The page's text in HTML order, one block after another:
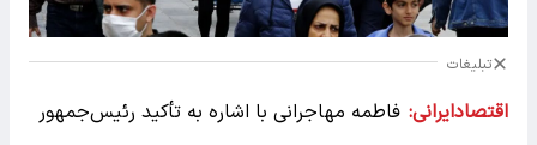
تبلیغات
اقتصادایرانی: فاطمه مهاجرانی با اشاره به تأکید رئیس‌جمهور